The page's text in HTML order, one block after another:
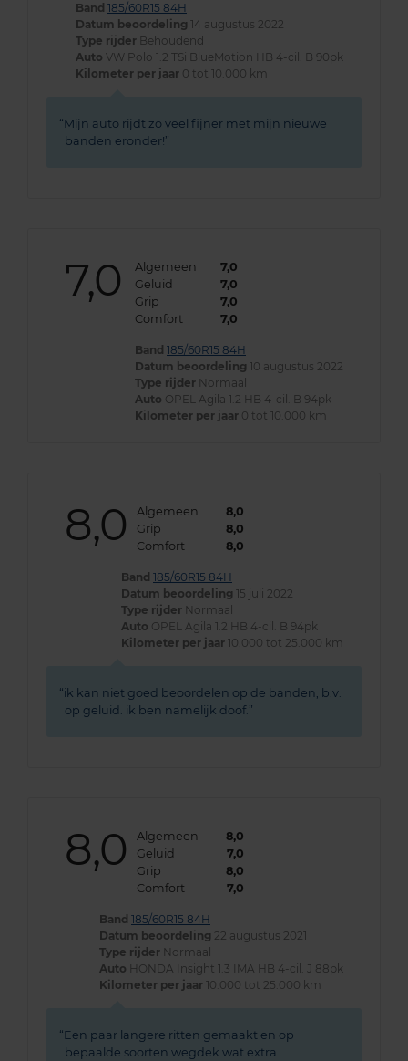
Band 185/60R15 84H
Datum beoordeling 14 augustus 2022
Type rijder Behoudend
Auto VW Polo 1.2 TSi BlueMotion HB 4-cil. B 90pk
Kilometer per jaar 0 tot 10.000 km
Mijn auto rijdt zo veel fijner met mijn nieuwe
banden eronder!
7,0 Algemeen
7,0
Geluid
7,0
Grip
7,0
Comfort
7,0
Band 185/60R15 84H
Datum beoordeling 10 augustus 2022
Type rijder Normaal
Auto OPEL Agila 1.2 HB 4-cil. B 94pk
Kilometer per jaar 0 tot 10.000 km
8,0 Algemeen
8,0
Grip
8,0
Comfort
8,0
Band 185/60R15 84H
Datum beoordeling 15 juli 2022
Type rijder Normaal
Auto OPEL Agila 1.2 HB 4-cil. B 94pk
Kilometer per jaar 10.000 tot 25.000 km
ik kan niet goed beoordelen op de banden, b.v.
op geluid. ik ben namelijk doof.
8,0 Algemeen
8,0
Geluid
7,0
Grip
8,0
Comfort
7,0
Band 185/60R15 84H
Datum beoordeling 22 augustus 2021
Type rijder Normaal
Auto HONDA Insight 1.3 IMA HB 4-cil. J 88pk
Kilometer per jaar 10.000 tot 25.000 km
Een paar langere ritten gemaakt en op
bepaalde soorten wegdek wat extra